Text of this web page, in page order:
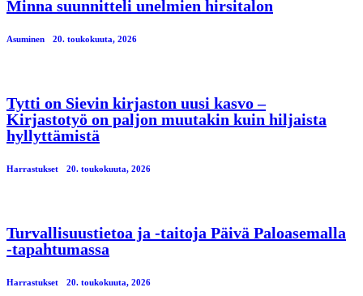
Minna suunnitteli unelmien hirsitalon
Asuminen 20. toukokuuta, 2026
Tytti on Sievin kirjaston uusi kasvo –
Kirjastotyö on paljon muutakin kuin hiljaista
hyllyttämistä
Harrastukset 20. toukokuuta, 2026
Turvallisuustietoa ja -taitoja Päivä Paloasemalla
-tapahtumassa
Harrastukset 20. toukokuuta, 2026